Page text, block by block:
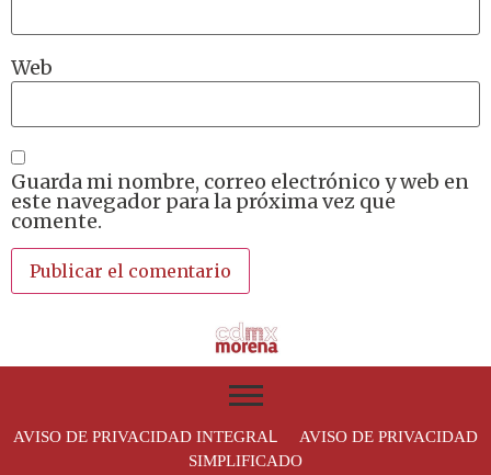
Web
Guarda mi nombre, correo electrónico y web en
este navegador para la próxima vez que
comente.
AVISO DE PRIVACIDAD INTEGRAL AVISO DE PRIVACIDAD
SIMPLIFICADO